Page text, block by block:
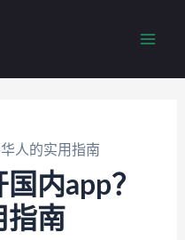
人的实用指南
内app？
指南